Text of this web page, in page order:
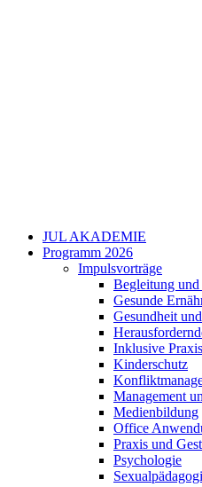
JUL AKADEMIE
Programm 2026
Impulsvorträge
Begleitung
Gesunde
Gesundheit
Inklusive Praxis
Kinderschutz
Management
Medienbildung
Office
Praxis und
Psychologie